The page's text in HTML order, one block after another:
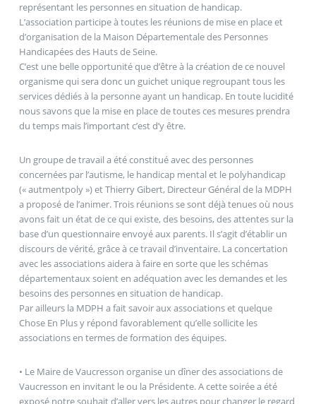
représentant les personnes en situation de handicap.
L’association participe à toutes les réunions de mise en place et
d’organisation de la Maison Départementale des Personnes
Handicapées des Hauts de Seine.
C’est une belle opportunité que d’être à la création de ce nouvel
organisme qui sera donc un guichet unique regroupant tous les
services dédiés à la personne ayant un handicap. En toute lucidité
nous savons que la mise en place de toutes ces mesures prendra
du temps mais l’important c’est d’y être.
Un groupe de travail a été constitué avec des personnes
concernées par l’autisme, le handicap mental et le polyhandicap
(« autmentpoly ») et Thierry Gibert, Directeur Général de la MDPH
a proposé de l’animer. Trois réunions se sont déjà tenues où nous
avons fait un état de ce qui existe, des besoins, des attentes sur la
base d’un questionnaire envoyé aux parents. Il s’agit d’établir un
discours de vérité, grâce à ce travail d’inventaire. La concertation
avec les associations aidera à faire en sorte que les schémas
départementaux soient en adéquation avec les demandes et les
besoins des personnes en situation de handicap.
Par ailleurs la MDPH a fait savoir aux associations et quelque
Chose En Plus y répond favorablement qu’elle sollicite les
associations en termes de formation des équipes.
• Le Maire de Vaucresson organise un dîner des associations de
Vaucresson en invitant le ou la Présidente. A cette soirée a été
exposé notre souhait d’aller vers les autres pour changer le regard